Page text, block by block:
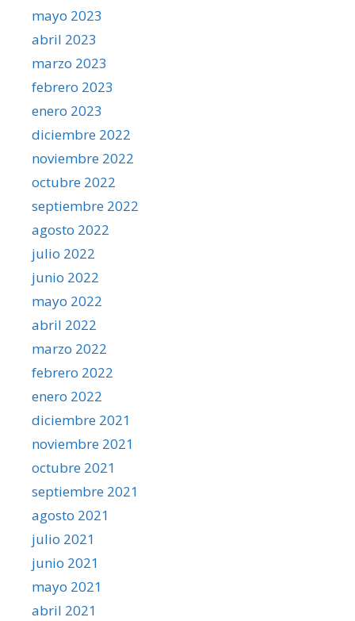
mayo 2023
abril 2023
marzo 2023
febrero 2023
enero 2023
diciembre 2022
noviembre 2022
octubre 2022
septiembre 2022
agosto 2022
julio 2022
junio 2022
mayo 2022
abril 2022
marzo 2022
febrero 2022
enero 2022
diciembre 2021
noviembre 2021
octubre 2021
septiembre 2021
agosto 2021
julio 2021
junio 2021
mayo 2021
abril 2021